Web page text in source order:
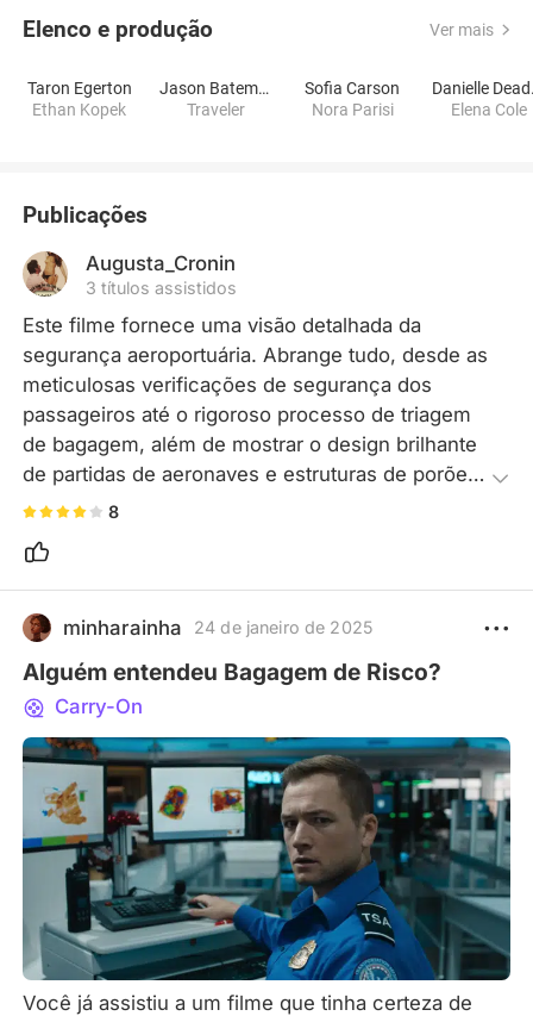
Elenco e produção Ver mais
Taron Egerton
Ethan Kopek
Jason Bateman
Traveler
Sofia Carson
Nora Parisi
Elena Cole
Publicações
Augusta_Cronin
3 títulos assistidos
Este filme fornece uma visão detalhada da
segurança aeroportuária. Abrange tudo, desde as
meticulosas verificações de segurança dos
passageiros até o rigoroso processo de triagem
de bagagem, além de mostrar o design brilhante
de partidas de aeronaves e estruturas de porões
de carga. Toda a operação do sistema de
oferecendo uma experiência verdadeiramente
reveladora!
8
minharainha 24 de janeiro de 2025
Alguém entendeu Bagagem de Risco?
Carry-On
Você já assistiu a um filme que tinha certeza de